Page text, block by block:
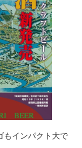
もインパクト大で